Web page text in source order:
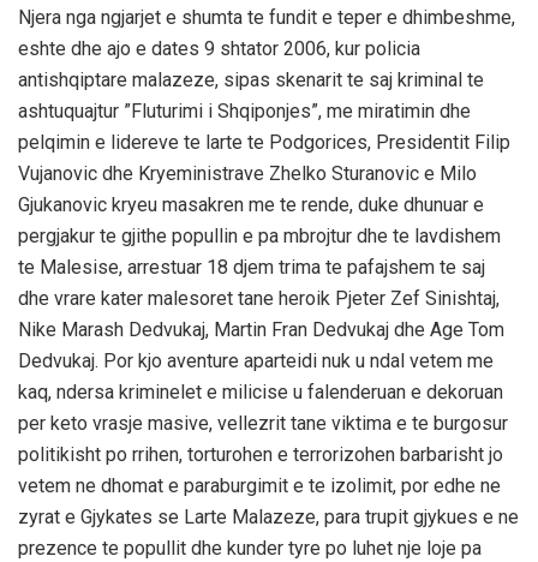
Njera nga ngjarjet e shumta te fundit e teper e dhimbeshme,
eshte dhe ajo e dates 9 shtator 2006, kur policia
antishqiptare malazeze, sipas skenarit te saj kriminal te
ashtuquajtur ”Fluturimi i Shqiponjes”, me miratimin dhe
pelqimin e lidereve te larte te Podgorices, Presidentit Filip
Vujanovic dhe Kryeministrave Zhelko Sturanovic e Milo
Gjukanovic kryeu masakren me te rende, duke dhunuar e
pergjakur te gjithe popullin e pa mbrojtur dhe te lavdishem
te Malesise, arrestuar 18 djem trima te pafajshem te saj
dhe vrare kater malesoret tane heroik Pjeter Zef Sinishtaj,
Nike Marash Dedvukaj, Martin Fran Dedvukaj dhe Age Tom
Dedvukaj. Por kjo aventure aparteidi nuk u ndal vetem me
kaq, ndersa kriminelet e milicise u falenderuan e dekoruan
per keto vrasje masive, vellezrit tane viktima e te burgosur
politikisht po rrihen, torturohen e terrorizohen barbarisht jo
vetem ne dhomat e paraburgimit e te izolimit, por edhe ne
zyrat e Gjykates se Larte Malazeze, para trupit gjykues e ne
prezence te popullit dhe kunder tyre po luhet nje loje pa